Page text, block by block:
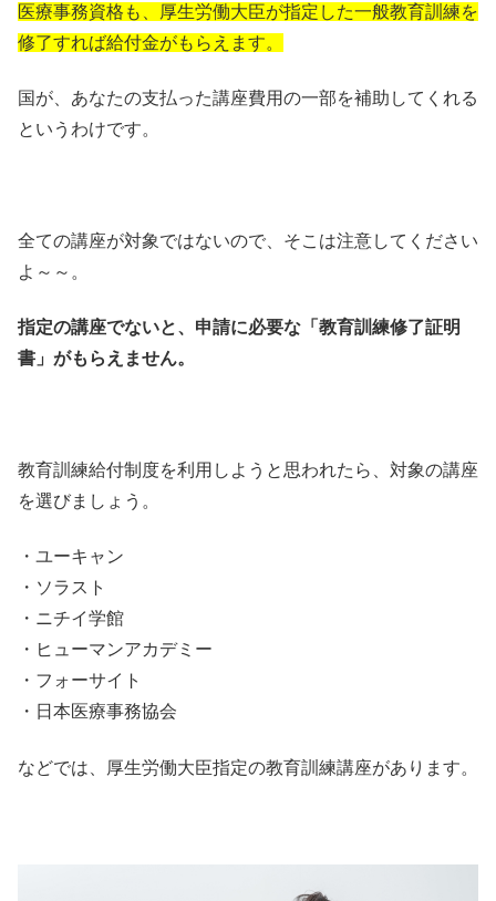
医療事務資格も、厚生労働大臣が指定した一般教育訓練を
修了すれば給付金がもらえます。
国が、あなたの支払った講座費用の一部を補助してくれる
というわけです。
全ての講座が対象ではないので、そこは注意してください
よ～～。
指定の講座でないと、申請に必要な「教育訓練修了証明
書」がもらえません。
教育訓練給付制度を利用しようと思われたら、対象の講座
を選びましょう。
・ユーキャン
・ソラスト
・ニチイ学館
・ヒューマンアカデミー
・フォーサイト
・日本医療事務協会
などでは、厚生労働大臣指定の教育訓練講座があります。